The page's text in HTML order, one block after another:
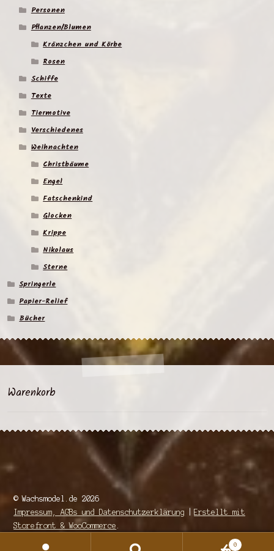
Personen
Pflanzen/Blumen
Kränzchen und Körbe
Rosen
Schiffe
Texte
Tiermotive
Verschiedenes
Weihnachten
Christbäume
Engel
Fatschenkind
Glocken
Krippe
Nikolaus
Sterne
Springerle
Papier-Relief
Bücher
Warenkorb
© Wachsmodel.de 2026
Impressum, AGBs und Datenschutzerklärung
Erstellt mit
Storefront & WooCommerce
0